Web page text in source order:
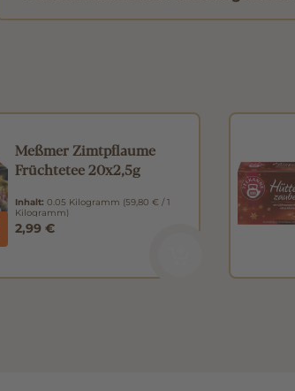
Meßmer Zimtpflaume
Früchtetee 20x2,5g
Inhalt: 0.05 Kilogramm (59,80 € / 1
Kilogramm)
2,99 €